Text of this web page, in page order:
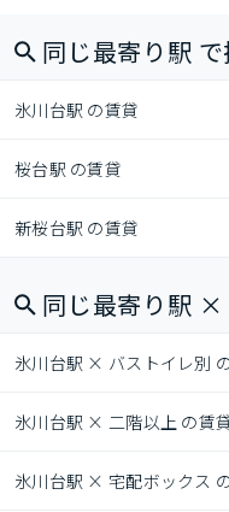
同じ最寄り駅
氷川台駅 の賃貸
桜台駅 の賃貸
新桜台駅 の賃貸
同じ最寄り駅 ×
氷川台駅 × バストイレ別
氷川台駅 × 二階以上 の賃
氷川台駅 × 宅配ボックス